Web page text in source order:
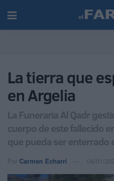
La tierra que
en Argelia
La Funeraria Al Qadr
cuerpo de este fallecido
que pueda ser enterrado
Por Carmen Echarri 04/01/